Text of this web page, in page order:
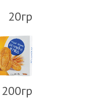
20гр
200гр